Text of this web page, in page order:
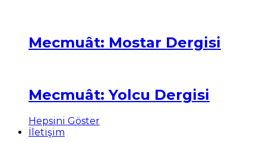
Mecmuât: Mostar Dergisi
Mecmuât: Yolcu Dergisi
Hepsini Göster
İletişim